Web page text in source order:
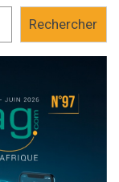
Rechercher